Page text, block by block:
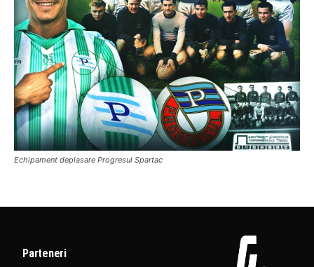
Echipament deplasare Progresul Spartac
Parteneri